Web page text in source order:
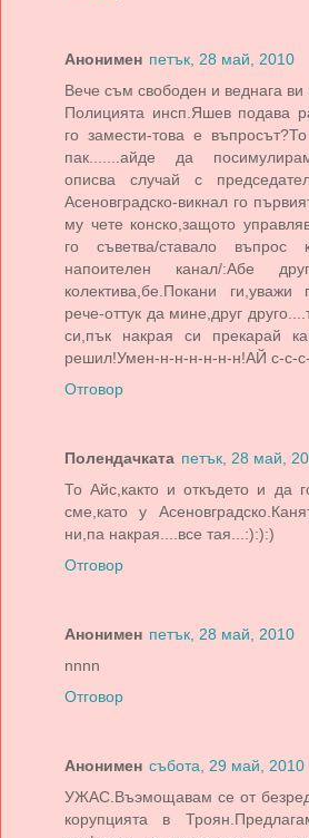
Анонимен петък, 28 май, 2010
Вече съм свободен и веднага
Полицията инсп.Яшев подава
го замести-това е
пак.......айде да
описва случай с
Асеновградско-викнал го
му чете конско,защото
го съветва/ставало
напоителен канал/:Абе
колектива,бе.Покани
рече-оттук да мине,друг
си,пък накрая си прекарай
решил!Умен-н-н-н-н-н-н!АЙ с-с-с-
Отговор
Полендачката петък, 28 май,
То Айс,както и откъдето и да
сме,като у
ни,па накрая....все тая...:):):)
Отговор
Анонимен петък, 28 май, 2010
nnnn
Отговор
Анонимен събота, 29 май, 2010
УЖАС.Въэмощавам се от
корупцията в